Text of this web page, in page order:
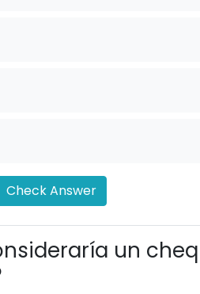
Check Answer
un